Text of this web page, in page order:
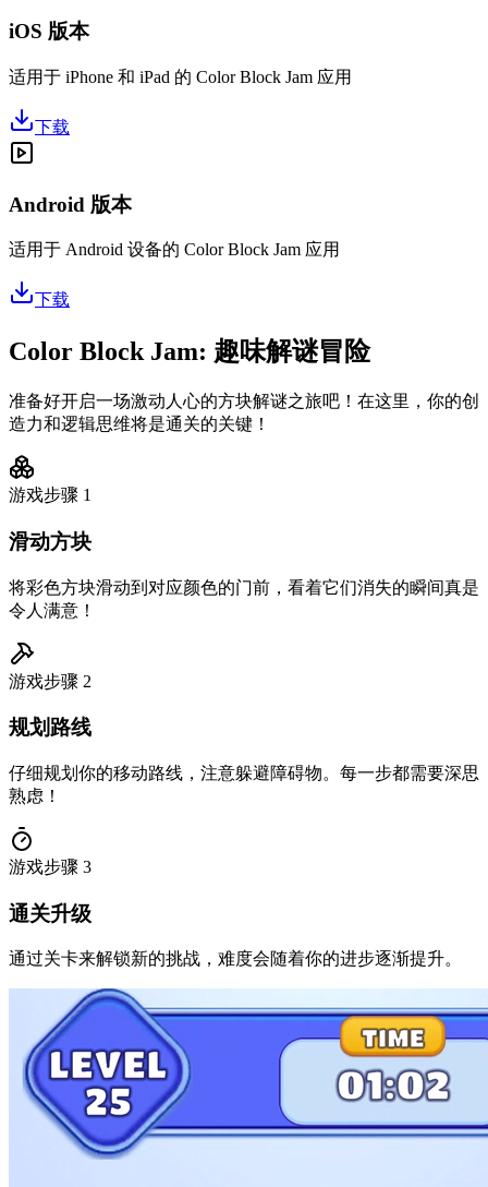
iOS 版本
适用于 iPhone 和 iPad 的 Color Block Jam 应用
下载
Android 版本
适用于 Android 设备的 Color Block Jam 应用
下载
Color Block Jam: 趣味解谜冒险
准备好开启一场激动人心的方块解谜之旅吧！在这里，你的创
造力和逻辑思维将是通关的关键！
游戏步骤 1
滑动方块
将彩色方块滑动到对应颜色的门前，看着它们消失的瞬间真是
令人满意！
游戏步骤 2
规划路线
仔细规划你的移动路线，注意躲避障碍物。每一步都需要深思
熟虑！
游戏步骤 3
通关升级
通过关卡来解锁新的挑战，难度会随着你的进步逐渐提升。